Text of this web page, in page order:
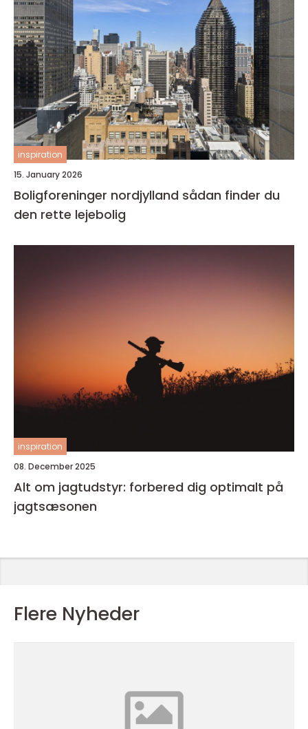
inspiration
15. January 2026
Boligforeninger nordjylland sådan finder du
den rette lejebolig
inspiration
08. December 2025
Alt om jagtudstyr: forbered dig optimalt på
jagtsæsonen
Flere Nyheder